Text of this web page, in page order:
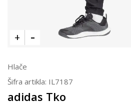
Hlače
Šifra artikla: IL7187
adidas Tko